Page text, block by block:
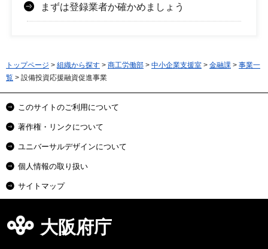
まずは登録業者か確かめましょう
トップページ > 組織から探す > 商工労働部 > 中小企業支援室 > 金融課 > 事業一
覧 > 設備投資応援融資促進事業
このサイトのご利用について
著作権・リンクについて
ユニバーサルデザインについて
個人情報の取り扱い
サイトマップ
大阪府庁